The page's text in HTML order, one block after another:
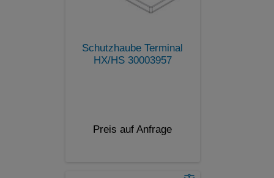
Schutzhaube Terminal
HX/HS 30003957
Preis auf Anfrage